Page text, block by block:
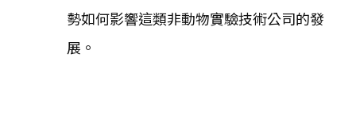
勢如何影響這類非動物實驗技術公司的發
展。